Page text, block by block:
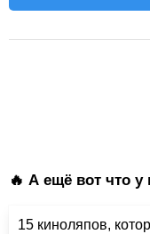
🔥 А ещё вот что у
15 киноляпов,